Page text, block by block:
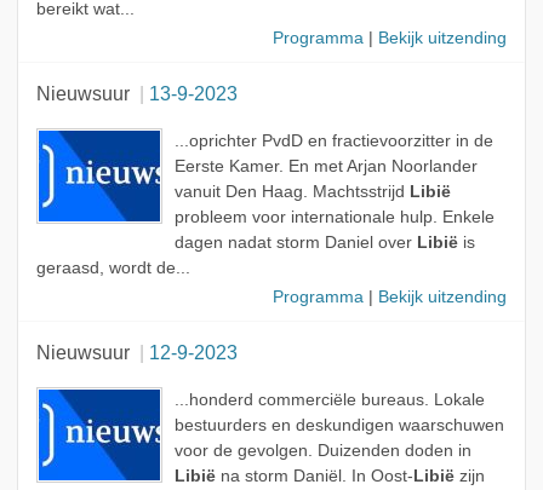
bereikt wat...
Programma | Bekijk uitzending
Nieuwsuur 13-9-2023
...oprichter PvdD en fractievoorzitter in de
Eerste Kamer. En met Arjan Noorlander
vanuit Den Haag. Machtsstrijd Libië
probleem voor internationale hulp. Enkele
dagen nadat storm Daniel over Libiëis
geraasd, wordt de...
Programma | Bekijk uitzending
Nieuwsuur 12-9-2023
...honderd commerciële bureaus. Lokale
bestuurders en deskundigen waarschuwen
voor de gevolgen. Duizenden doden in
Libiëna storm Daniël. In Oost-Libiëzijn